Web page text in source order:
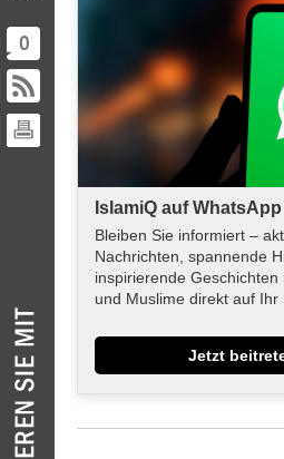
0
IslamiQ auf WhatsApp
Bleiben Sie informiert –
Nachrichten, spannende
inspirierende Geschichten
und Muslime direkt auf Ihr
Jetzt